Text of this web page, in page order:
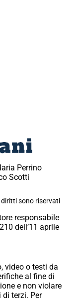
Perrino
Scotti
sono riservati
responsabile
dell’11 aprile
video o testi da
al fine di
e non violare
terzi. Per